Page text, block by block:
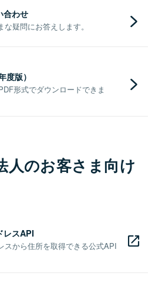
合わせ
疑問にお答えします。
度版）
形式でダウンロードできま
人のお客さま向け
レスAPI
スから住所を取得できる公式API